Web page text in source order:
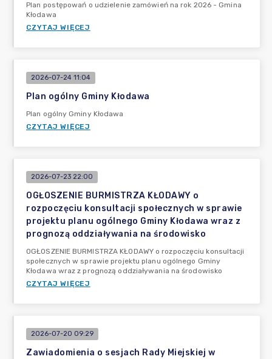
Plan postępowań o udzielenie zamówień na rok 2026 - Gmina
Kłodawa
CZYTAJ WIĘCEJ
2026-07-24 11:04
Plan ogólny Gminy Kłodawa
Plan ogólny Gminy Kłodawa
CZYTAJ WIĘCEJ
2026-07-23 22:00
OGŁOSZENIE BURMISTRZA KŁODAWY o
rozpoczęciu konsultacji społecznych w sprawie
projektu planu ogólnego Gminy Kłodawa wraz z
prognozą oddziaływania na środowisko
OGŁOSZENIE BURMISTRZA KŁODAWY o rozpoczęciu konsultacji
społecznych w sprawie projektu planu ogólnego Gminy
Kłodawa wraz z prognozą oddziaływania na środowisko
CZYTAJ WIĘCEJ
2026-07-20 09:29
Zawiadomienia o sesjach Rady Miejskiej w